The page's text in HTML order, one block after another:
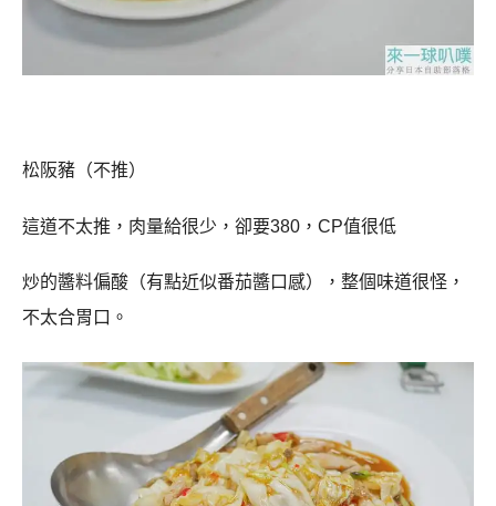
松阪豬（不推）
這道不太推，肉量給很少，卻要380，CP值很低
炒的醬料偏酸（有點近似番茄醬口感），整個味道很怪，
不太合胃口。